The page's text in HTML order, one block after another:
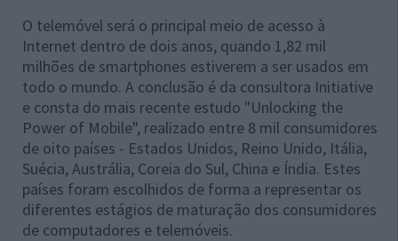
O telemóvel será o principal meio de acesso à
Internet dentro de dois anos, quando 1,82 mil
milhões de smartphones estiverem a ser usados em
todo o mundo. A conclusão é da consultora Initiative
e consta do mais recente estudo "Unlocking the
Power of Mobile", realizado entre 8 mil consumidores
de oito países - Estados Unidos, Reino Unido, Itália,
Suécia, Austrália, Coreia do Sul, China e Índia. Estes
países foram escolhidos de forma a representar os
diferentes estágios de maturação dos consumidores
de computadores e telemóveis.